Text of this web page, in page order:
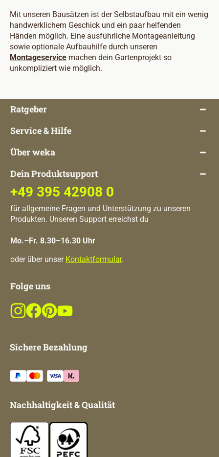
Mit unseren Bausätzen ist der Selbstaufbau mit ein wenig
handwerklichem Geschick und ein paar helfenden
Händen möglich. Eine ausführliche Montageanleitung
sowie optionale Aufbauhilfe durch unseren
Montageservice machen dein Gartenprojekt so
unkompliziert wie möglich.
Ratgeber
Service & Hilfe
Über weka
Dein Produktsupport
+49 395 42908 0
für allgemeine Fragen und Unterstützung zu unseren
Produkten. Unseren Support erreichst du
Mo.–Fr. 8.30–16.30 Uhr
oder über unser Kontaktformular.
Folge uns
Sichere Bezahlung
Nachhaltigkeit & Qualität